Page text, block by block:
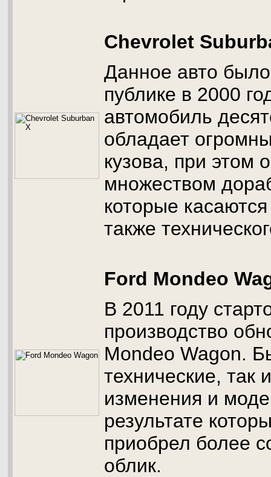
Chevrolet
Данное авто
публике в 2000
автомобиль
обладает
кузова, при этом
множеством
которые
также
Ford Mondeo
В 2011 году
производство
Mondeo Wagon.
технические, так
изменения и
результате
приобрел более
облик.